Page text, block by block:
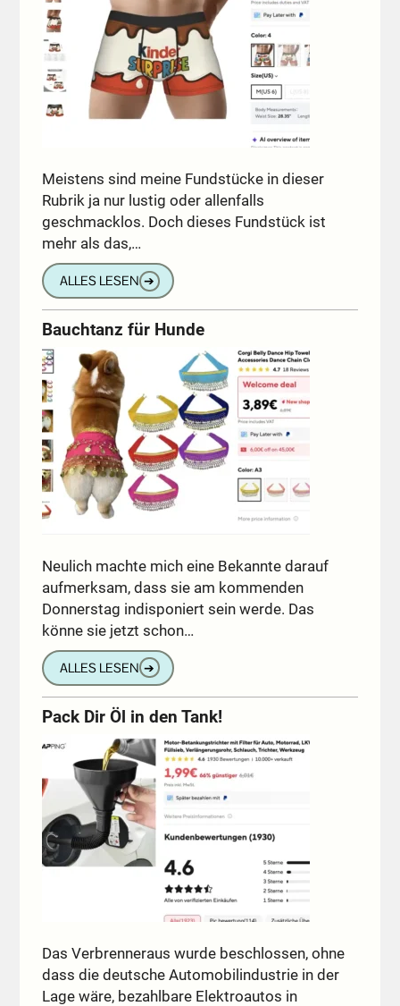
Meistens sind meine Fundstücke in dieser
Rubrik ja nur lustig oder allenfalls
geschmacklos. Doch dieses Fundstück ist
mehr als das,…
ALLES LESEN ➔
Bauchtanz für Hunde
Neulich machte mich eine Bekannte darauf
aufmerksam, dass sie am kommenden
Donnerstag indisponiert sein werde. Das
könne sie jetzt schon…
ALLES LESEN ➔
Pack Dir Öl in den Tank!
Das Verbrenneraus wurde beschlossen, ohne
dass die deutsche Automobilindustrie in der
Lage wäre, bezahlbare Elektroautos in